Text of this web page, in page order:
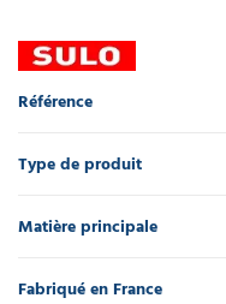
Référence
Type de produit
Matière principale
Fabriqué en France